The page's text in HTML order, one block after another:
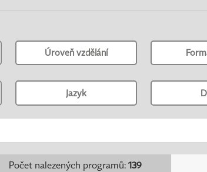
Úroveň vzdělání
Jazyk
Počet nalezených programů: 139